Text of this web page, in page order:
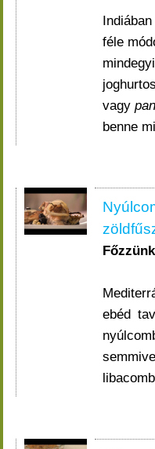
féle
vagy
benne
ebéd